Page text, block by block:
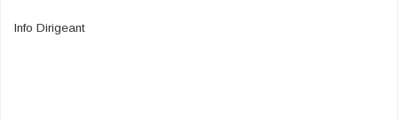
Info Dirigeant